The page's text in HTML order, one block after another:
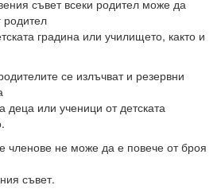
съвет всеки родител може да
родител
градина или училището, както и
се излъчват и резервни
или ученици от детската
членове не може да е повече от броя
съвет.